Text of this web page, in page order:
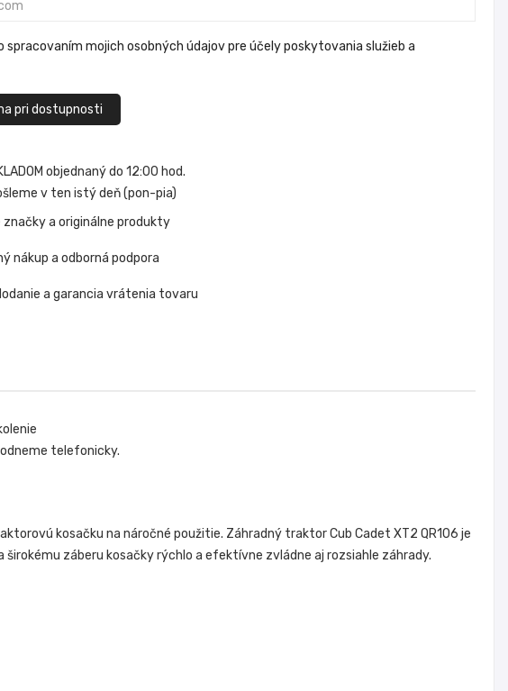
spracovaním mojich osobných údajov pre účely poskytovania služieb a
pri dostupnosti
objednaný do 12:00 hod.
v ten istý deň (pon-pia)
značky a originálne produkty
nákup a odborná podpora
a garancia vrátenia tovaru
telefonicky.
kosačku na náročné použitie. Záhradný traktor Cub Cadet XT2 QR106 je
záberu kosačky rýchlo a efektívne zvládne aj rozsiahle záhrady.